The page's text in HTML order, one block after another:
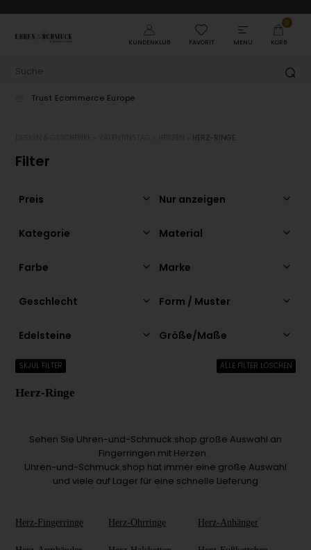
KUNDENKLUB FAVORIT MENU
0
KORB
Schnelle Lieferung von Lagerartikeln
HERZ-RINGE
Filter
Preis Nur anzeigen
Kategorie Material
Farbe Marke
Geschlecht Form / Muster
Edelsteine Größe/Maße
SKJUL FILTER ALLE FILTER LÖSCHEN
Herz-Ringe
Sehen Sie Uhren-und-Schmuck.shop große Auswahl an
Fingerringen mit Herzen.
Uhren-und-Schmuck.shop hat immer eine große Auswahl
und viele auf Lager für eine schnelle Lieferung
Herz-Fingerringe Herz-Ohrringe Herz-Anhänger